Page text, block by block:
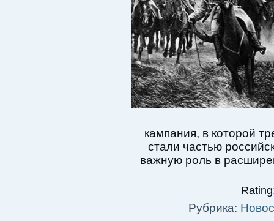
кампания, в которой
стали частью
важную роль в
Рубрика: